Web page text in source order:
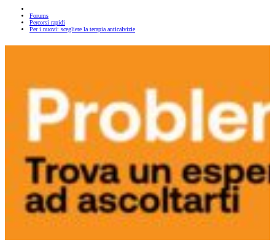
Forums
Percorsi rapidi
Per i nuovi: scegliere la terapia anticalvizie